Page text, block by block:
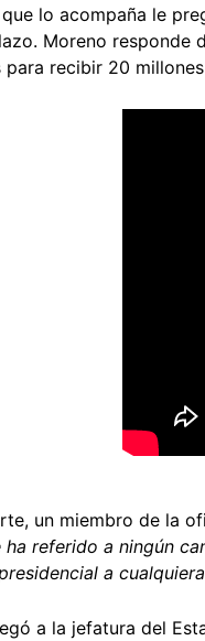
lo acompaña le
Moreno responde
recibir 20
un miembro de la
ha referido a ningún
a
a la jefatura del